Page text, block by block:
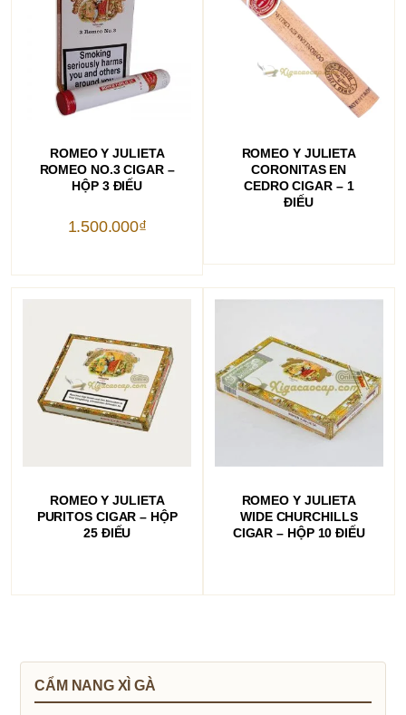
ROMEO Y JULIETA
ROMEO NO.3 CIGAR –
HỘP 3 ĐIẾU
1.500.000₫
ROMEO Y JULIETA
CORONITAS EN
CEDRO CIGAR – 1
ĐIẾU
ROMEO Y JULIETA
PURITOS CIGAR – HỘP
25 ĐIẾU
ROMEO Y JULIETA
WIDE CHURCHILLS
CIGAR – HỘP 10 ĐIẾU
CẨM NANG XÌ GÀ